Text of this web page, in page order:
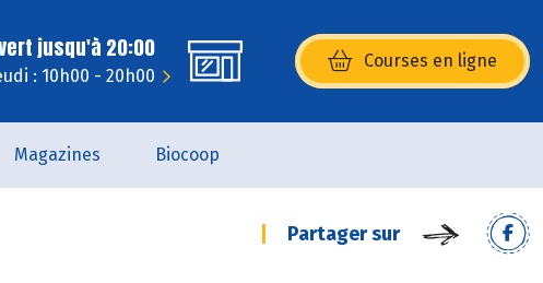
jusqu'à 20:00
: 10h00 - 20h00
Courses en ligne
(s’ouvre dans une nouvelle
Magazines Biocoop
Partager sur